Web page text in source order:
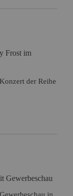
Frost im
der Reihe
Gewerbeschau
in